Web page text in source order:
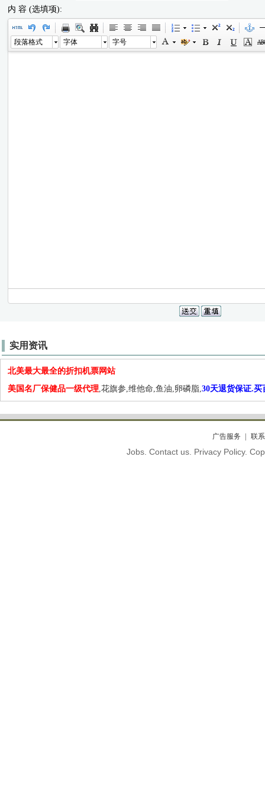
内 容 (选填项):
段落格式 字体 字号
实用资讯
北美最大最全的折扣机票网站
美国名厂保健品一级代理,花旗参,维他命,鱼油,卵磷脂,30天退货保证.买
广告服务 联
Jobs. Contact us. Privacy Policy.